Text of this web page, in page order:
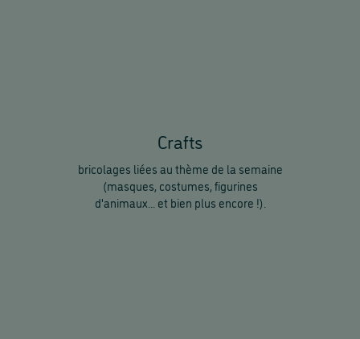
Crafts
bricolages liées au thème de la semaine
(masques, costumes, figurines
d'animaux... et bien plus encore !).